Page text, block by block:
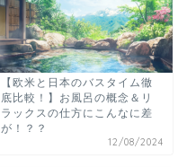
【欧米と日本のバスタイム徹
底比較！】お風呂の概念＆リ
ラックスの仕方にこんなに差
が！？？
12/08/2024